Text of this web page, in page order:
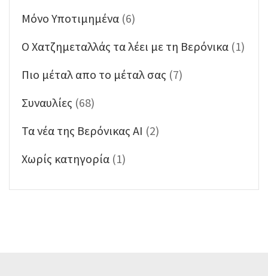
Μόνο Υποτιμημένα (6)
Ο Χατζημεταλλάς τα λέει με τη Βερόνικα (1)
Πιο μέταλ απο το μέταλ σας (7)
Συναυλίες (68)
Τα νέα της Βερόνικας ΑΙ (2)
Χωρίς κατηγορία (1)